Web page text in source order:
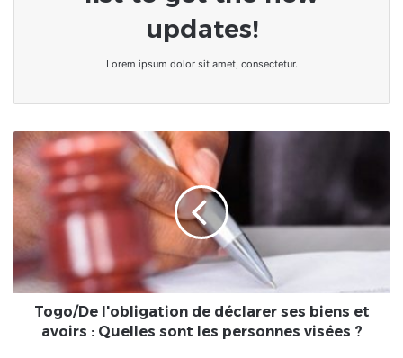
updates!
Lorem ipsum dolor sit amet, consectetur.
Togo/De
l'obligation
de
déclarer
biens
avoirs
:
QuellesTogo/De l'obligation de déclarer ses biens et
avoirs : Quelles sont les personnes visées ?